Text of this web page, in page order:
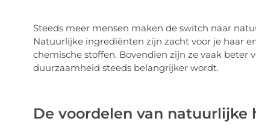
Steeds meer mensen maken de switch naar
Natuurlijke ingrediënten zijn zacht voor je haar
chemische stoffen. Bovendien zijn ze vaak
duurzaamheid steeds belangrijker wordt.
De voordelen van natuurlijke